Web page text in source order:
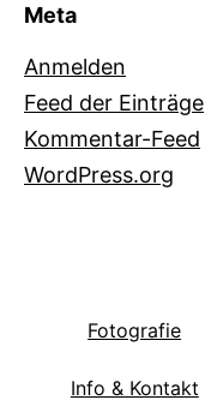
Meta
Anmelden
Feed der Einträge
Kommentar-Feed
WordPress.org
Fotografie
Info & Kontakt